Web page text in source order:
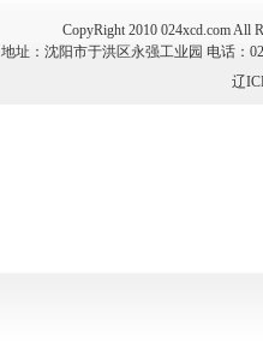
CopyRight 2010 024xcd.com All
地址：沈阳市于洪区永强工业园 电话：
辽